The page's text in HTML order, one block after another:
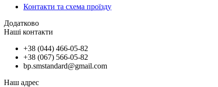
Контакти та схема проїзду
Додатково
Наші контакти
+38 (044) 466-05-82
+38 (067) 566-05-82
bp.smstandard@gmail.com
Наш адрес